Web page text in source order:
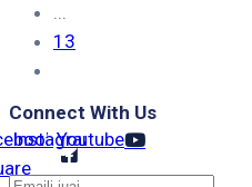
...
13
Connect With Us
Instagram
Youtube